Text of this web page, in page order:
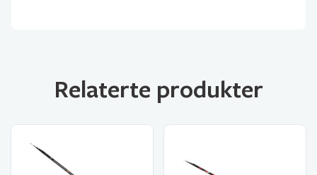
Relaterte produkter